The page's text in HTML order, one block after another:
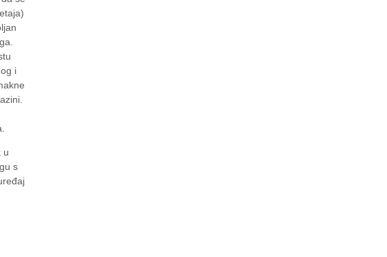
i
u
s